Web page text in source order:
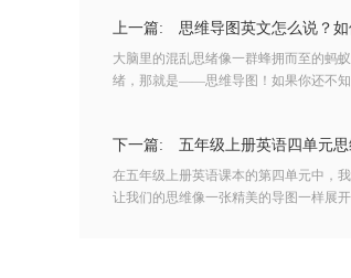
上一篇: 思维导图英文怎么说？
大脑里的混乱思绪像一群蜂拥而至的蚂
绪，那就是——思维导图！如果你还不知
下一篇: 五年级上册英语四单元
在五年级上册英语课本的第四单元中，
让我们的思维像一张精美的导图一样展